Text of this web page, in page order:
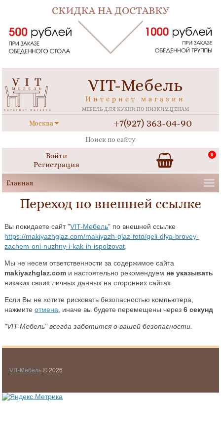
VIT-Мебель
Интернет магазин
МЕБЕЛЬ ДЛЯ КУХНИ ПО НИЗКИМ ЦЕНАМ
Москва +7(927) 363-04-90
Войти
Регистрация
0
Переход по внешней ссылке
Вы покидаете сайт "VIT-Мебель" по внешней ссылке
https://makiyazhglaz.com/makiyazh-glaz-foto/geli-dlya-brovey-
zachem-oni-nuzhny-i-kak-ih-ispolzovat
Мы не несем ответственности за содержимое сайта
makiyazhglaz.com и настоятельно рекомендуем не указывать
никаких своих личных данных на сторонних сайтах.
Если Вы не хотите рисковать безопасностью компьютера,
нажмитеотмена , иначе вы будете перемещены через6 секунд
"VIT-Мебель" всегда заботится о вашей безопасности.
VIT-Мебель © 2026